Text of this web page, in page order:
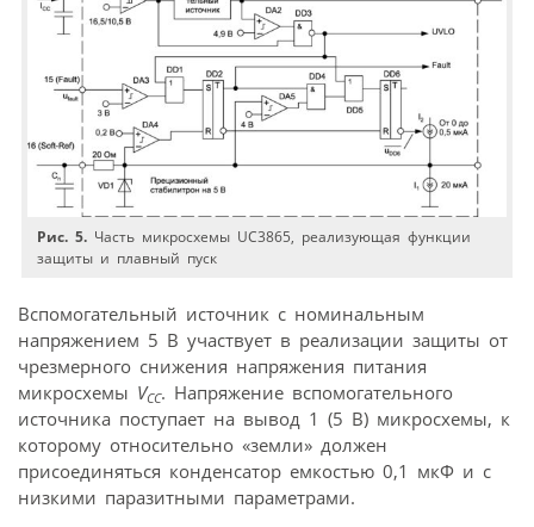
Рис. 5. Часть микросхемы UC3865, реализующая функции
защиты и плавный пуск
Вспомогательный источник с номинальным
напряжением 5 В участвует в реализации защиты от
чрезмерного снижения напряжения питания
микросхемы VCC. Напряжение вспомогательного
источника поступает на вывод 1 (5 В) микросхемы, к
которому относительно «земли» должен
присоединяться конденсатор емкостью 0,1 мкФ и с
низкими паразитными параметрами.